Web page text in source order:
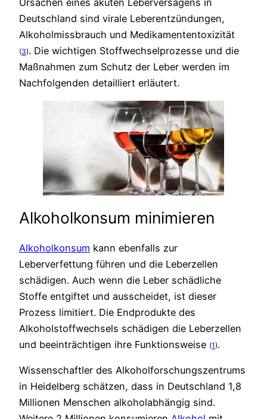
Deutschland sind virale Leberentzündungen,
Alkoholmissbrauch und Medikamententoxizität
(3). Die wichtigen Stoffwechselprozesse und die
Maßnahmen zum Schutz der Leber werden im
Nachfolgenden detailliert erläutert.
Alkoholkonsum minimieren
Alkoholkonsum kann ebenfalls zur
Leberverfettung führen und die Leberzellen
schädigen. Auch wenn die Leber schädliche
Stoffe entgiftet und ausscheidet, ist dieser
Prozess limitiert. Die Endprodukte des
Alkoholstoffwechsels schädigen die Leberzellen
und beeinträchtigen ihre Funktionsweise (1).
Wissenschaftler des Alkoholforschungszentrums
in Heidelberg schätzen, dass in Deutschland 1,8
Millionen Menschen alkoholabhängig sind.